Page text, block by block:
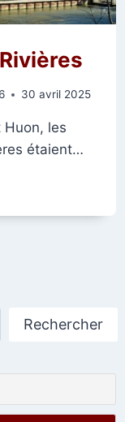
30 avril 2025
Huon, les
étaient…
Rechercher